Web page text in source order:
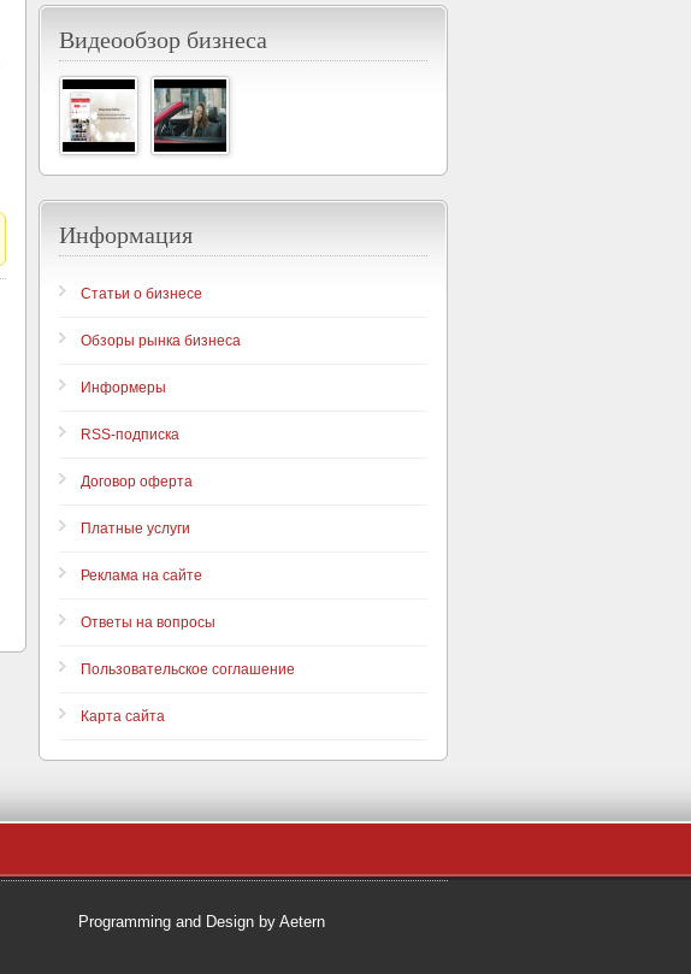
Видеообзор бизнеса
Информация
Статьи о бизнесе
Обзоры рынка бизнеса
Информеры
RSS-подписка
Договор оферта
Платные услуги
Реклама на сайте
Ответы на вопросы
Пользовательское соглашение
Карта сайта
Programming and Design by Aetern